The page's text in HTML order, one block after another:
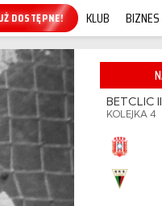
KUP ONLINE! KLUB BIZNES
BETCLIC
KOLEJKA 4